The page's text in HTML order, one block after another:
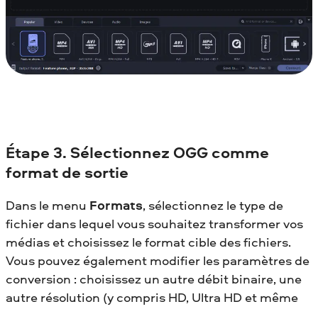
Étape 3. Sélectionnez OGG comme
format de sortie
Dans le menu Formats, sélectionnez le type de
fichier dans lequel vous souhaitez transformer vos
médias et choisissez le format cible des fichiers.
Vous pouvez également modifier les paramètres de
conversion : choisissez un autre débit binaire, une
autre résolution (y compris HD, Ultra HD et même